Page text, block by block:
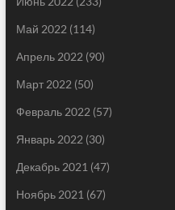
Май 2022 (114)
Апрель 2022 (90)
Март 2022 (50)
Февраль 2022 (57)
Январь 2022 (30)
Декабрь 2021 (47)
Ноябрь 2021 (67)